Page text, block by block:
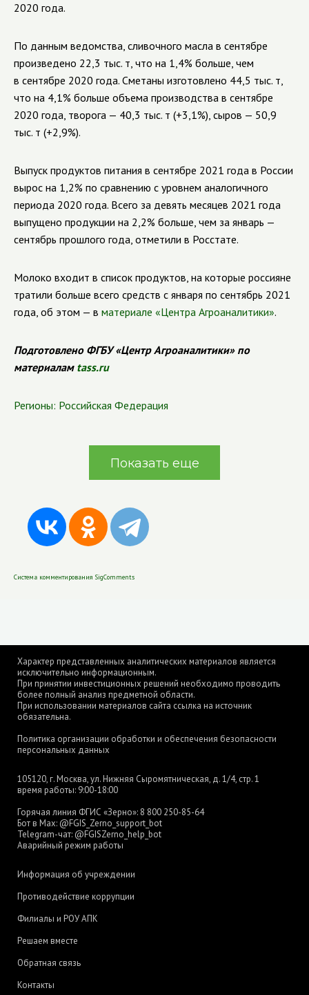
2020 года.
По данным ведомства, сливочного масла в сентябре
произведено 22,3 тыс. т, что на 1,4% больше, чем
в сентябре 2020 года. Сметаны изготовлено 44,5 тыс. т,
что на 4,1% больше объема производства в сентябре
2020 года, творога — 40,3 тыс. т (+3,1%), сыров — 50,9
тыс. т (+2,9%).
Выпуск продуктов питания в сентябре 2021 года в России
вырос на 1,2% по сравнению с уровнем аналогичного
периода 2020 года. Всего за девять месяцев 2021 года
выпущено продукции на 2,2% больше, чем за январь —
сентябрь прошлого года, отметили в Росстате.
Молоко входит в список продуктов, на которые россияне
тратили больше всего средств с января по сентябрь 2021
года, об этом — в материале «Центра Агроаналитики».
Подготовлено ФГБУ «Центр Агроаналитики» по
материалам tass.ru
Регионы: Российская Федерация
Показать еще
Система комментирования SigComments
Характер представленных аналитических материалов является
исключительно информационным.
При принятии инвестиционных решений необходимо проводить
более полный анализ предметной области.
При использовании материалов сайта ссылка на источник
обязательна.
Политика организации обработки и обеспечения безопасности
персональных данных
105120, г. Москва, ул. Нижняя Сыромятническая, д. 1/4, стр. 1
время работы: 9:00-18:00
Горячая линия ФГИС «Зерно»: 8 800 250-85-64
Бот в Max: @FGIS_Zerno_support_bot
Telegram-чат: @FGISZerno_help_bot
Аварийный режим работы
Информация об учреждении
Противодействие коррупции
Филиалы и РОУ АПК
Решаем вместе
Обратная связь
Контакты